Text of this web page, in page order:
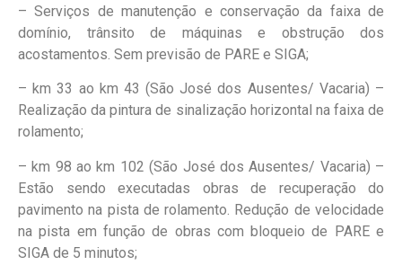
– Serviços de manutenção e conservação da faixa de
domínio, trânsito de máquinas e obstrução dos
acostamentos. Sem previsão de PARE e SIGA;
– km 33 ao km 43 (São José dos Ausentes/ Vacaria) –
Realização da pintura de sinalização horizontal na faixa de
rolamento;
– km 98 ao km 102 (São José dos Ausentes/ Vacaria) –
Estão sendo executadas obras de recuperação do
pavimento na pista de rolamento. Redução de velocidade
na pista em função de obras com bloqueio de PARE e
SIGA de 5 minutos;